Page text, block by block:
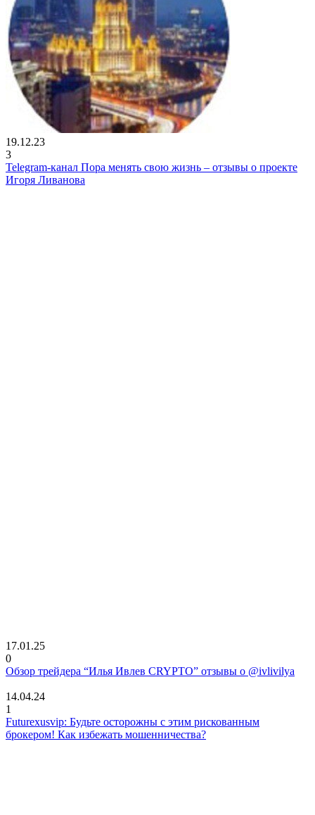
19.12.23
3
Telegram-канал Пора менять свою жизнь – отзывы о проекте
Игоря Ливанова
17.01.25
0
Обзор трейдера “Илья Ивлев CRYPTO” отзывы о @ivlivilya
14.04.24
1
Futurexusvip: Будьте осторожны с этим рискованным
брокером! Как избежать мошенничества?